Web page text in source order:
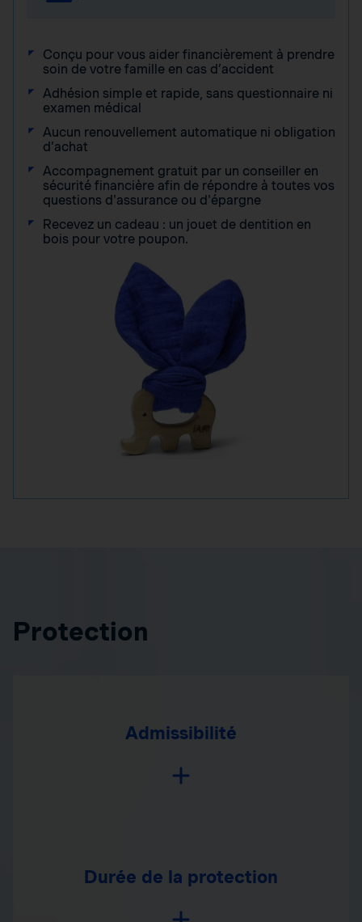
Conçu pour vous aider financièrement à prendre
soin de votre famille en cas d’accident
Adhésion simple et rapide, sans questionnaire ni
examen médical
Aucun renouvellement automatique ni obligation
d’achat
Accompagnement gratuit par un conseiller en
sécurité financière afin de répondre à toutes vos
questions d'assurance ou d'épargne
Recevez un cadeau : un jouet de dentition en
bois pour votre poupon.
Protection
Admissibilité
Durée de la protection